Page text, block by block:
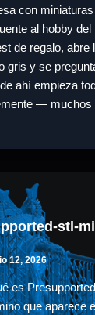
con
al hobby
de regalo, abre
gris y se
ahí empieza
— muchos
stl-
12, 2026
es
que aparece